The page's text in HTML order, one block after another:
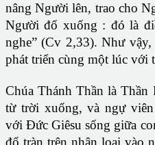
nâng Người lên, trao cho
Người đổ xuống : đó là
nghe” (Cv 2,33). Như
phát triển cùng một lúc với
Chúa Thánh Thần là
từ trời xuống, và ngự
với Đức Giêsu sống giữa
đổ tràn trên nhân loại vào